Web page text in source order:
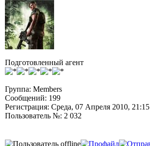
Подготовленный агент
Группа: Members
Сообщений: 199
Регистрация: Среда, 07 Апреля 2010, 21:15
Пользователь №: 2 032